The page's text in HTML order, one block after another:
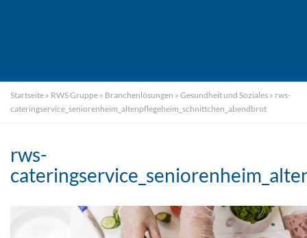
Startseite » RWS Gruppe » Branchenlösungen » Gesundheit und Soziales » rws-
cateringservice_seniorenheim_altenpflegeheim_schnittchen_abendbrot
rws-